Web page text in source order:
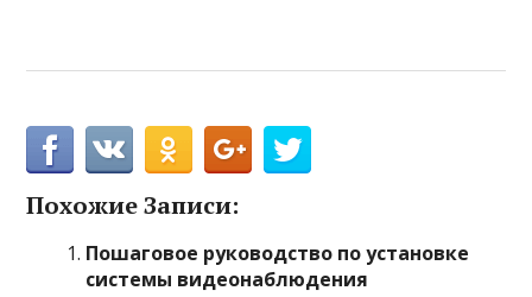
Похожие Записи:
Пошаговое руководство по установке
системы видеонаблюдения